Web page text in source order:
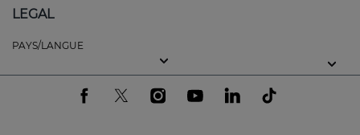
LEGAL
PAYS/LANGUE